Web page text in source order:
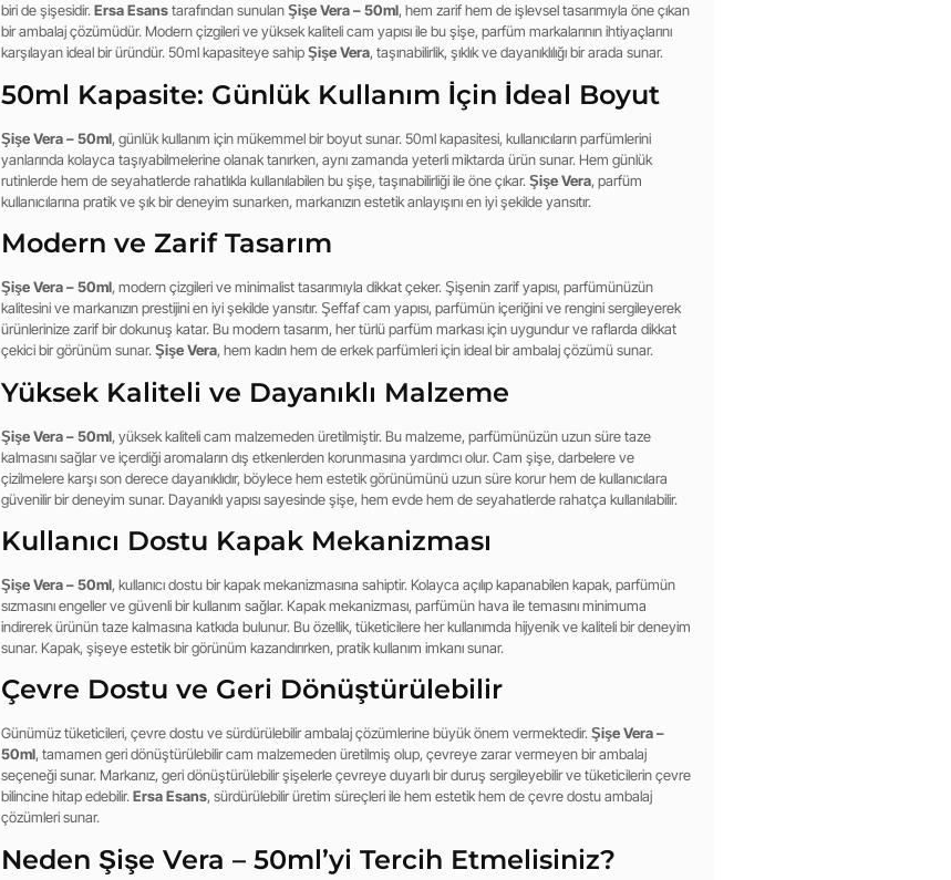
biri de şişesidir.Ersa Esanstarafından sunulanŞişe Vera – 50ml, hem zarif hem de işlevsel tasarımıyla öne çıkan
bir ambalaj çözümüdür. Modern çizgileri ve yüksek kaliteli cam yapısı ile bu şişe, parfüm markalarının ihtiyaçlarını
karşılayan ideal bir üründür. 50ml kapasiteye sahipŞişe Vera, taşınabilirlik, şıklık ve dayanıklılığı bir arada sunar.
50ml Kapasite: Günlük Kullanım İçin İdeal Boyut
Şişe Vera – 50ml, günlük kullanım için mükemmel bir boyut sunar. 50ml kapasitesi, kullanıcıların parfümlerini
yanlarında kolayca taşıyabilmelerine olanak tanırken, aynı zamanda yeterli miktarda ürün sunar. Hem günlük
rutinlerde hem de seyahatlerde rahatlıkla kullanılabilen bu şişe, taşınabilirliği ile öne çıkar. Şişe Vera, parfüm
kullanıcılarına pratik ve şık bir deneyim sunarken, markanızın estetik anlayışını en iyi şekilde yansıtır.
Modern ve Zarif Tasarım
Şişe Vera – 50ml, modern çizgileri ve minimalist tasarımıyla dikkat çeker. Şişenin zarif yapısı, parfümünüzün
kalitesini ve markanızın prestijini en iyi şekilde yansıtır. Şeffaf cam yapısı, parfümün içeriğini ve rengini sergileyerek
ürünlerinize zarif bir dokunuş katar. Bu modern tasarım, her türlü parfüm markası için uygundur ve raflarda dikkat
çekici bir görünüm sunar. Şişe Vera, hem kadın hem de erkek parfümleri için ideal bir ambalaj çözümü sunar.
Yüksek Kaliteli ve Dayanıklı Malzeme
Şişe Vera – 50ml, yüksek kaliteli cam malzemeden üretilmiştir. Bu malzeme, parfümünüzün uzun süre taze
kalmasını sağlar ve içerdiği aromaların dış etkenlerden korunmasına yardımcı olur. Cam şişe, darbelere ve
çizilmelere karşı son derece dayanıklıdır, böylece hem estetik görünümünü uzun süre korur hem de kullanıcılara
güvenilir bir deneyim sunar. Dayanıklı yapısı sayesinde şişe, hem evde hem de seyahatlerde rahatça kullanılabilir.
Kullanıcı Dostu Kapak Mekanizması
Şişe Vera – 50ml, kullanıcı dostu bir kapak mekanizmasına sahiptir. Kolayca açılıp kapanabilen kapak, parfümün
sızmasını engeller ve güvenli bir kullanım sağlar. Kapak mekanizması, parfümün hava ile temasını minimuma
indirerek ürünün taze kalmasına katkıda bulunur. Bu özellik, tüketicilere her kullanımda hijyenik ve kaliteli bir deneyim
sunar. Kapak, şişeye estetik bir görünüm kazandırırken, pratik kullanım imkanı sunar.
Çevre Dostu ve Geri Dönüştürülebilir
Günümüz tüketicileri, çevre dostu ve sürdürülebilir ambalaj çözümlerine büyük önem vermektedir.Şişe Vera –
50ml, tamamen geri dönüştürülebilir cam malzemeden üretilmiş olup, çevreye zarar vermeyen bir ambalaj
seçeneği sunar. Markanız, geri dönüştürülebilir şişelerle çevreye duyarlı bir duruş sergileyebilir ve tüketicilerin çevre
bilincine hitap edebilir.Ersa Esans, sürdürülebilir üretim süreçleri ile hem estetik hem de çevre dostu ambalaj
çözümleri sunar.
Neden Şişe Vera – 50ml’yi Tercih Etmelisiniz?